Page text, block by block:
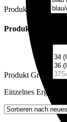
Produkt Farbe
Produkt Größe
Produkt Größe
Einzelnes Ergebnis